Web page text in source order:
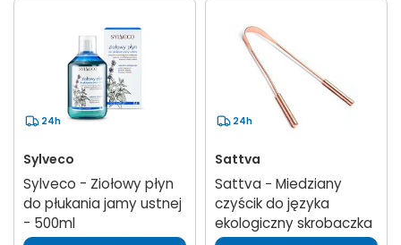
24h
Sylveco
Sylveco - Ziołowy płyn
do płukania jamy ustnej
- 500ml
24h
Sattva
Sattva − Miedziany
czyścik do języka
ekologiczny skrobaczka